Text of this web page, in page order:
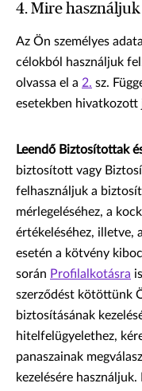
4. Mire használjuk
Az Ön személyes
célokból használjuk
olvassa el a 2. sz.
esetekben hivatkozott
Leendő Biztosítottak
biztosított vagy
felhasználjuk a
mérlegeléséhez, a
értékeléséhez, illetve,
esetén a kötvény
során Profilalkotásra
szerződést kötöttünk
biztosításának
hitelfelügyelethez,
panaszainak
kezelésére